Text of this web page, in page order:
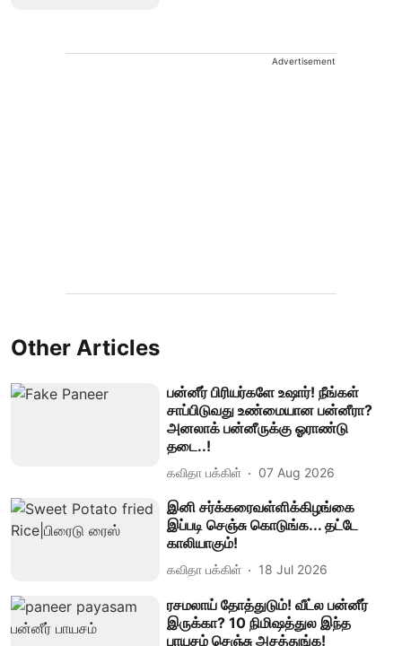
Advertisement
Other Articles
பன்னீர் பிரியர்களே உஷார்! நீங்கள்
சாப்பிடுவது உண்மையான பன்னீரா?
அனலாக் பன்னீருக்கு ஓராண்டு
தடை..!
கவிதா பக்கிள் 07 Aug 2026
இனி சர்க்கரைவள்ளிக்கிழங்கை
இப்படி செஞ்சு கொடுங்க... தட்டே
காலியாகும்!
கவிதா பக்கிள் 18 Jul 2026
ரசமலாய் தோத்துடும்! வீட்ல பன்னீர்
இருக்கா? 10 நிமிஷத்துல இந்த
பாயசம் செஞ்சு அசத்துங்க!